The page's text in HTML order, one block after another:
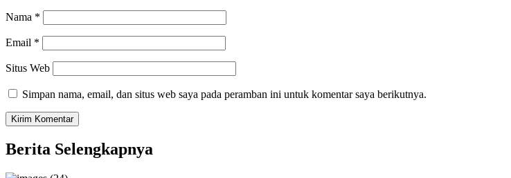
Nama *
Email *
Situs Web
Simpan nama, email, dan situs web saya pada peramban ini untuk komentar saya berikutnya.
Berita Selengkapnya